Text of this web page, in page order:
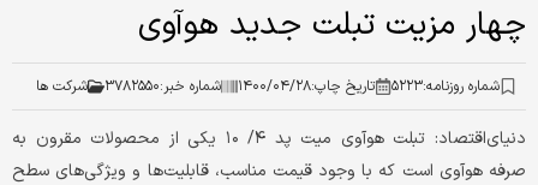
چهار مزیت تبلت جدید هوآوی
شماره روزنامه:۵۲۲۳ تاریخ چاپ:۱۴۰۰/۰۴/۲۸ شماره خبر:۳۷۸۲۵۵۰ شرکت ها
دنیای‌اقتصاد: تبلت هوآوی میت پد ۴/ ۱۰ یکی از محصولات مقرون ‌به
‌صرفه هوآوی است که با وجود قیمت مناسب، قابلیت‌ها و ویژگی‌های سطح